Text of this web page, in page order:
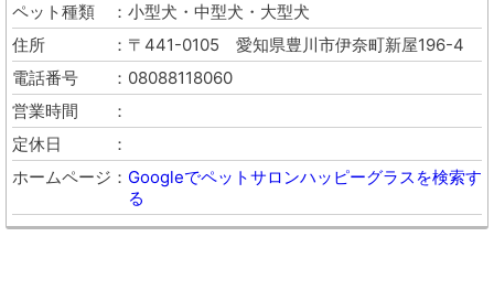
ペット種類
小型犬・中型犬・大型犬
住所
〒441-0105 愛知県豊川市伊奈町新屋196-4
電話番号
08088118060
営業時間
定休日
ホームページ
Googleでペットサロンハッピーグラスを検索す
る